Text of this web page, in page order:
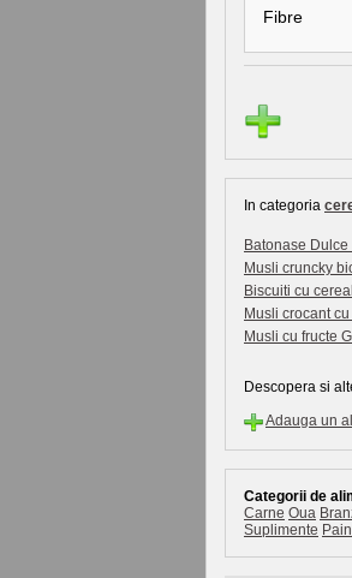
Fibre
In categoria
Batonase
Musli cruncky
Biscuiti cu
Musli crocant
Musli cu fructe
Descopera si
Adauga un
Categorii de
Carne Oua
Suplimente